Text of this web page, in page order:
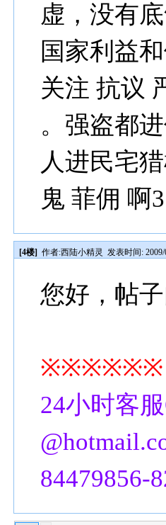
虚，没有
国家利益
关注 抗议
。强盗都
人进民宅
鬼 菲佣 啊
[4楼] 作者:西陆小精灵 发表时间: 2009/
您好，帖
※※※※※※
24小时客
84479856-